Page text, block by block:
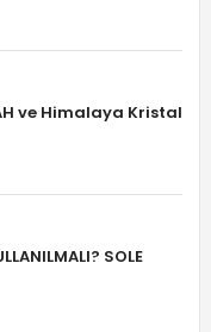
ve Himalaya Kristal
SOLE